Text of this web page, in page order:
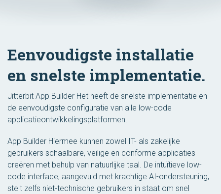
Eenvoudigste installatie
en snelste implementatie.
Jitterbit App Builder Het heeft de snelste implementatie en
de eenvoudigste configuratie van alle low-code
applicatieontwikkelingsplatformen.
App Builder Hiermee kunnen zowel IT- als zakelijke
gebruikers schaalbare, veilige en conforme applicaties
creëren met behulp van natuurlijke taal. De intuïtieve low-
code interface, aangevuld met krachtige AI-ondersteuning,
stelt zelfs niet-technische gebruikers in staat om snel